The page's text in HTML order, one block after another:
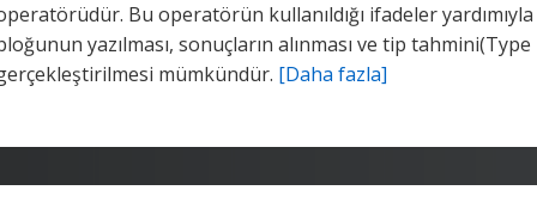
Bu operatörün kullanıldığı ifadeler
yazılması, sonuçların alınması ve tip
mümkündür. [Daha fazla]